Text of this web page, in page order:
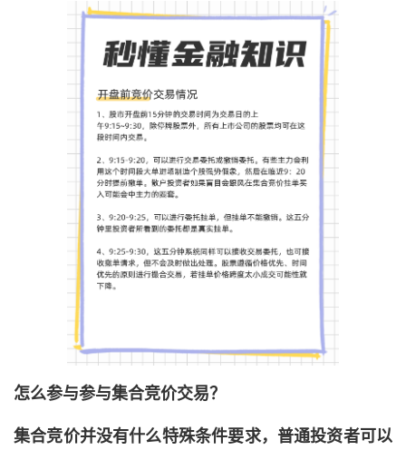
怎么参与参与集合竞价交易？
集合竞价并没有什么特殊条件要求，普通投资者可以